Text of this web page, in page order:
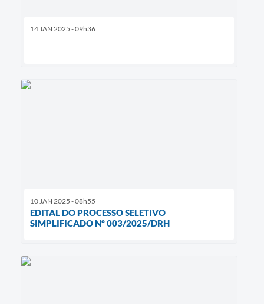
14 JAN 2025 - 09h36
10 JAN 2025 - 08h55
EDITAL DO PROCESSO SELETIVO
SIMPLIFICADO Nº 003/2025/DRH